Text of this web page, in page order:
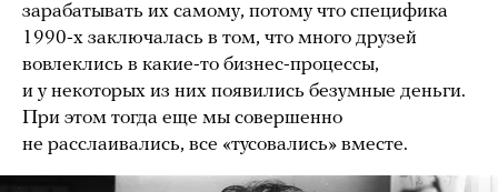
зарабатывать их самому, потому что специфика
1990-х заключалась в том, что много друзей
вовлеклись в какие-то бизнес-процессы,
и у некоторых из них появились безумные деньги.
При этом тогда еще мы совершенно
не расслаивались, все «тусовались» вместе.